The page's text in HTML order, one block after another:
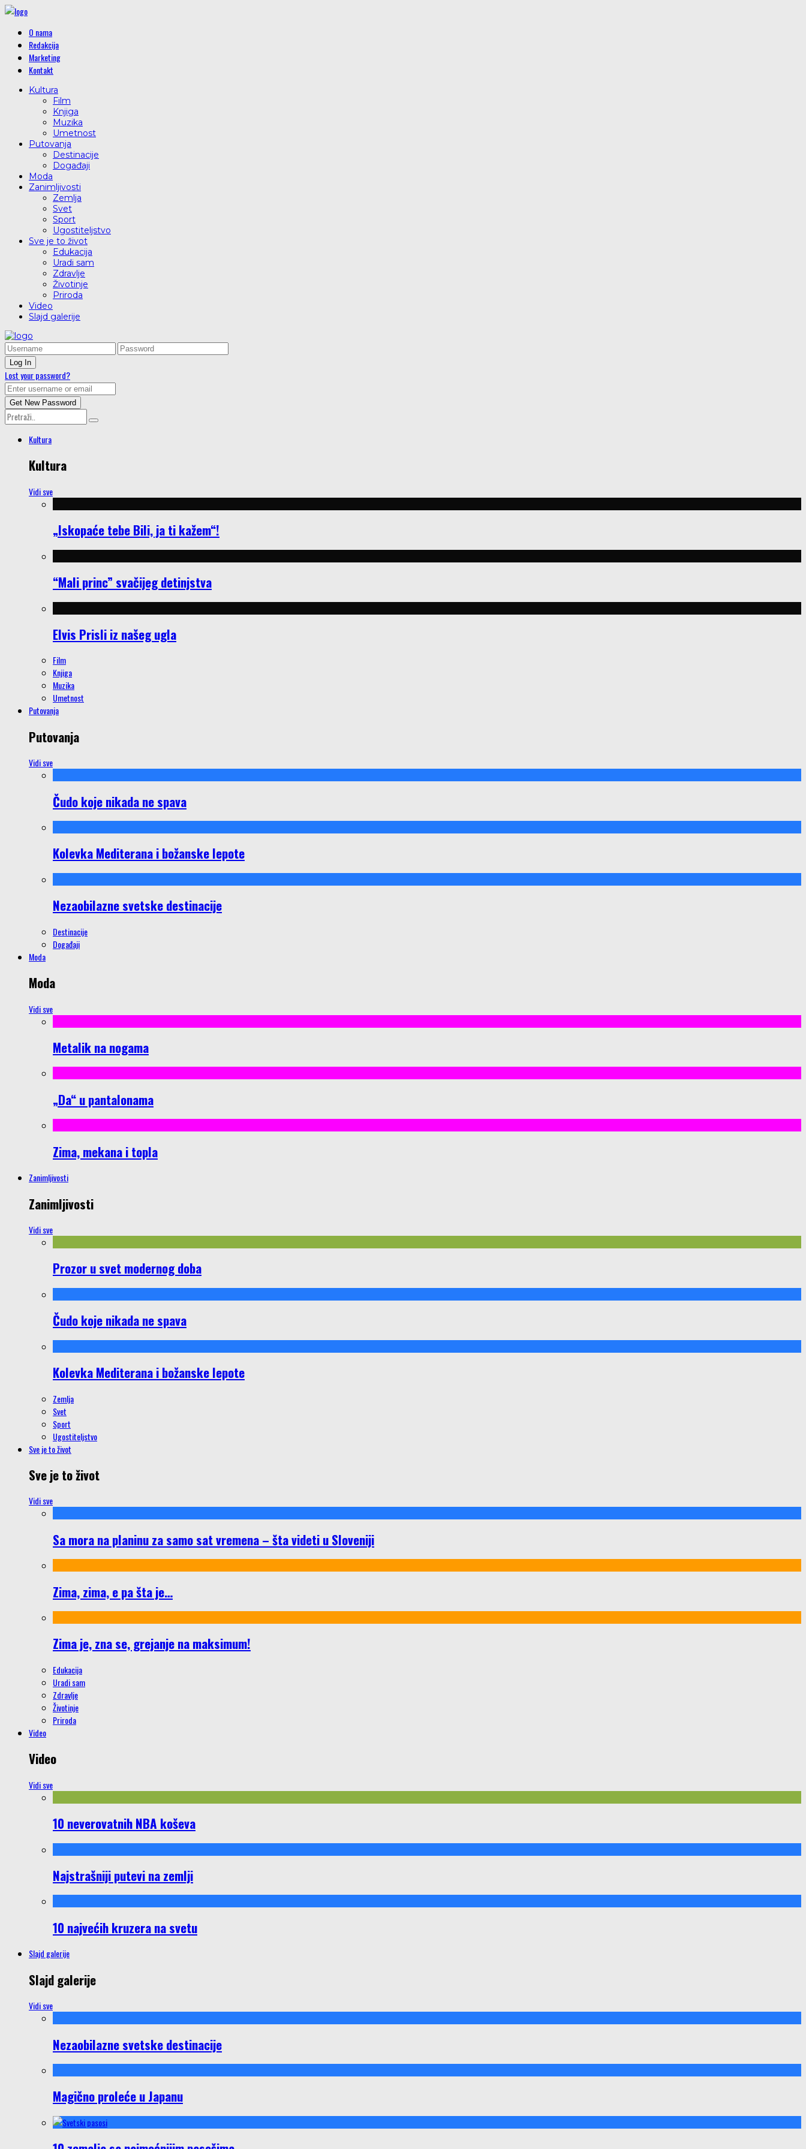
O nama
Redakcija
Marketing
Kontakt
Kultura
Film
Knjiga
Muzika
Umetnost
Putovanja
Destinacije
Događaji
Moda
Zanimljivosti
Zemlja
Svet
Sport
Ugostiteljstvo
Sve je to život
Edukacija
Uradi sam
Zdravlje
Životinje
Priroda
Video
Slajd galerije
Lost your password?
Kultura
Kultura
Vidi sve
„Iskopaće tebe Bili, ja ti kažem“!
“Mali princ” svačijeg detinjstva
Elvis Prisli iz našeg ugla
Film
Knjiga
Muzika
Umetnost
Putovanja
Putovanja
Vidi sve
Čudo koje nikada ne spava
Kolevka Mediterana i božanske lepote
Nezaobilazne svetske destinacije
Destinacije
Događaji
Moda
Moda
Vidi sve
Metalik na nogama
„Da“ u pantalonama
Zima, mekana i topla
Zanimljivosti
Zanimljivosti
Vidi sve
Prozor u svet modernog doba
Čudo koje nikada ne spava
Kolevka Mediterana i božanske lepote
Zemlja
Svet
Sport
Ugostiteljstvo
Sve je to život
Sve je to život
Vidi sve
Sa mora na planinu za samo sat vremena – šta videti u Sloveniji
Zima, zima, e pa šta je…
Zima je, zna se, grejanje na maksimum!
Edukacija
Uradi sam
Zdravlje
Životinje
Priroda
Video
Video
Vidi sve
10 neverovatnih NBA koševa
Najstrašniji putevi na zemlji
10 najvećih kruzera na svetu
Slajd galerije
Slajd galerije
Vidi sve
Nezaobilazne svetske destinacije
Magično proleće u Japanu